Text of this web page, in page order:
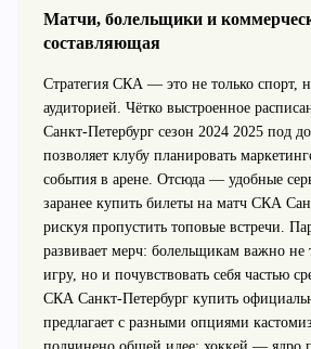
Матчи, болельщики и
составляющая
Стратегия СКА — это не только спорт,
аудиторией. Чётко выстроенное
Санкт-Петербург сезон 2024 2025 под
позволяет клубу планировать
события в арене. Отсюда — удобные
заранее купить билеты на матч СКА
рискуя пропустить топовые встречи.
развивает мерч: болельщикам важно не
игру, но и почувствовать себя частью
СКА Санкт-Петербург купить
предлагает с разными опциями